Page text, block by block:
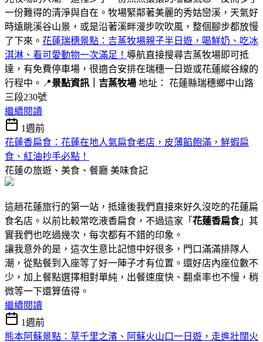
一份難得的清淨與自在。牧場緊鄰著美麗的秀姑巒溪，天氣好
時遠眺溪谷山景，或是沿著溪畔漫步吹吹風，整個腳步都放慢
了下來。 花蓮瑞穗景點：吉蒸牧場親子半日遊，喝鮮奶、吃冰
淇淋、看可愛動物一次滿足！ 導航直接搜尋吉蒸牧場即可抵
達，有免費停車場，很適合安排在瑞穗一日遊或花蓮縱谷線的
行程中。📍景點資訊｜吉蒸牧場 地址： 花蓮縣瑞穗鄉中山路
三段230號
繼續閱讀
1週前
花蓮香扁食：花蓮在地人氣扁食老店，皮薄餡飽滿，鮮蝦扁
食、紅油抄手必點！
花蓮の旅遊、美食、餐廳 美味食記
這趟花蓮旅行的第一站，抵達後我們直接來好久沒吃的花蓮扁
食名店。以前比較常吃液香扁食，不過這家「 花蓮香扁食」其
實我們也吃過幾次，每次都有不錯的印象。
讓我意外的是，這次生意比記憶中好很多，門口滿滿排隊人
潮，從點餐到入座等了好一陣子才有位置。還好店內座位數不
少，加上餐點選擇相對單純，出餐速度快、翻桌率也不慢，稍
微等一下還算值得。
繼續閱讀
1週前
熊本阿蘇景點：草千里之濱、阿蘇火山口一日遊，走進壯闊火